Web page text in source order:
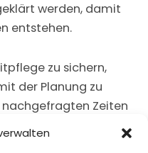
werden, damit
entstehen.
zu sichern,
der Planung zu
nachgefragten Zeiten
eine passende
Sozialdienste